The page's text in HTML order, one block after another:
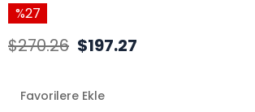
27
$270.26 $197.27
Favorilere Ekle